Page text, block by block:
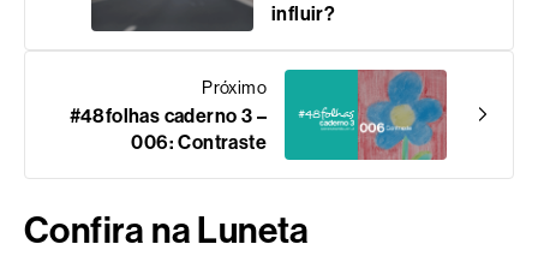
influir?
Próximo
#48folhas caderno 3 –
006: Contraste
Confira na Luneta